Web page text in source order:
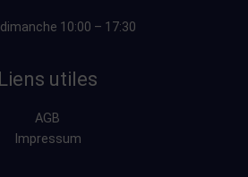
dimanche 10:00 – 17:30
Liens utiles
AGB
Impressum